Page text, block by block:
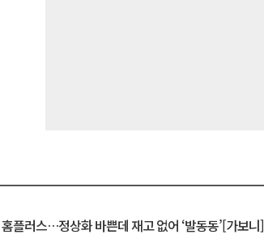
플러스…정상화 바쁜데 재고 없어 ‘발동동’[가보니]